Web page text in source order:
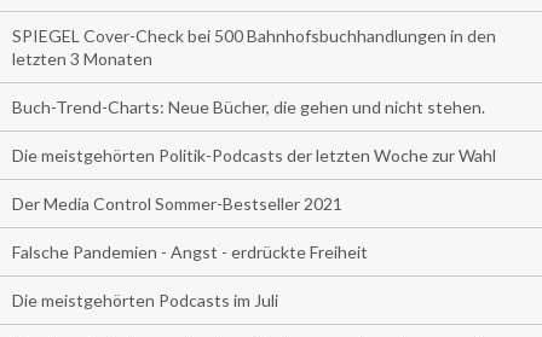
SPIEGEL Cover-Check bei 500 Bahnhofsbuchhandlungen in den
letzten 3 Monaten
Buch-Trend-Charts: Neue Bücher, die gehen und nicht stehen.
Die meistgehörten Politik-Podcasts der letzten Woche zur Wahl
Der Media Control Sommer-Bestseller 2021
Falsche Pandemien - Angst - erdrückte Freiheit
Die meistgehörten Podcasts im Juli